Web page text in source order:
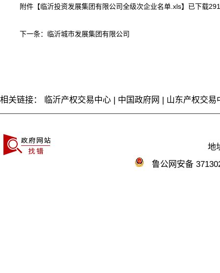
附件【临沂投资发展集团有限公司全级次企业名单.xls】已下载
下一条： 临沂城市发展集团有限公司
相关链接： 临沂产权交易中心 | 中国政府网 | 山东产权交易
地
鲁公网安备